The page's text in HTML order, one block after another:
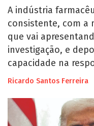
A indústria
consistente, com a
que vai
investigação, e
capacidade na
Ricardo Santos Ferreira